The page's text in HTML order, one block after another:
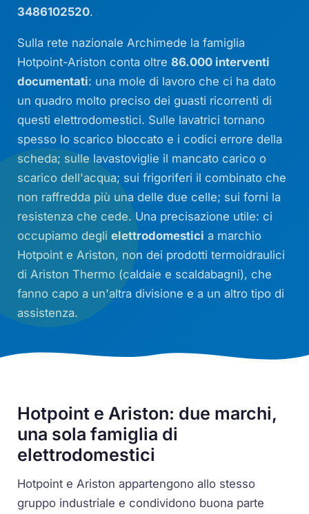
3486102520.
Sulla rete nazionale Archimede la famiglia
Hotpoint-Ariston conta oltre86.000 interventi
documentati: una mole di lavoro che ci ha dato
un quadro molto preciso dei guasti ricorrenti di
questi elettrodomestici. Sulle lavatrici tornano
spesso lo scarico bloccato e i codici errore della
scheda; sulle lavastoviglie il mancato carico o
scarico dell'acqua; sui frigoriferi il combinato che
non raffredda più una delle due celle; sui forni la
resistenza che cede. Una precisazione utile: ci
occupiamo deglielettrodomestici a marchio
Hotpoint e Ariston, non dei prodotti termoidraulici
di Ariston Thermo (caldaie e scaldabagni), che
fanno capo a un'altra divisione e a un altro tipo di
assistenza.
Hotpoint e Ariston: due marchi,
una sola famiglia di
elettrodomestici
Hotpoint e Ariston appartengono allo stesso
gruppo industriale e condividono buona parte